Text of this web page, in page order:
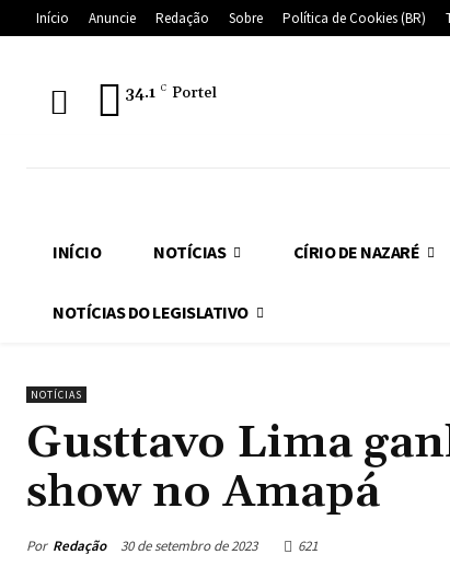
Início Anuncie Redação Sobre Política de Cookies (BR)
34.1 C Portel
INÍCIO NOTÍCIAS CÍRIO DE NAZARÉ
NOTÍCIAS DO LEGISLATIVO
NOTÍCIAS
Gusttavo Lima
show no Amapá
Por Redação 30 de setembro de 2023 621